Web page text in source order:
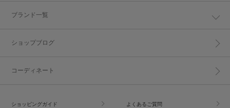
ブランド一覧
ショップブログ
コーディネート
ショッピングガイド よくあるご質問